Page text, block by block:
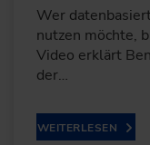
Wer
nutzen möchte,
Video erklärt
der…
WEITERLESEN